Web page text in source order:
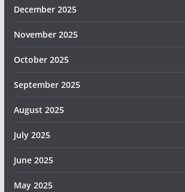
December 2025
November 2025
October 2025
September 2025
August 2025
July 2025
June 2025
May 2025